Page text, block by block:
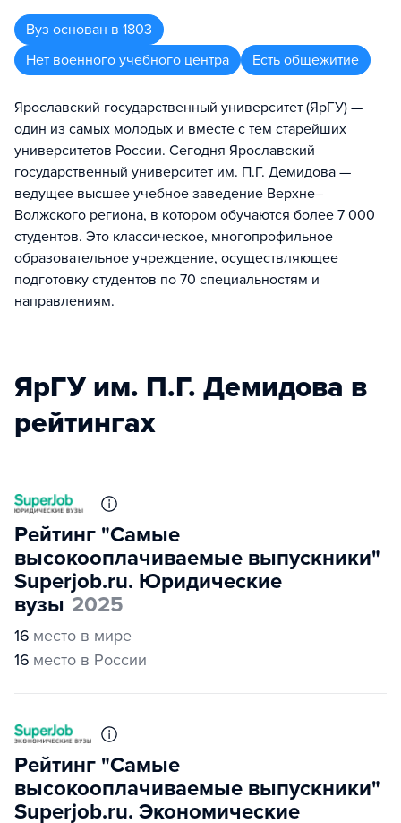
Вуз основан в 1803
Нет военного учебного центра
Есть общежитие
Ярославский государственный университет (ЯрГУ) —
один из самых молодых и вместе с тем старейших
университетов России. Сегодня Ярославский
государственный университет им. П.Г. Демидова —
ведущее высшее учебное заведение Верхне–
Волжского региона, в котором обучаются более 7 000
студентов. Это классическое, многопрофильное
образовательное учреждение, осуществляющее
подготовку студентов по 70 специальностям и
направлениям.
ЯрГУ им. П.Г. Демидова в
рейтингах
Рейтинг "Самые
высокооплачиваемые выпускники"
Superjob.ru. Юридические
вузы 2025
16 место в мире
16 место в России
Рейтинг "Самые
высокооплачиваемые выпускники"
Superjob.ru. Экономические